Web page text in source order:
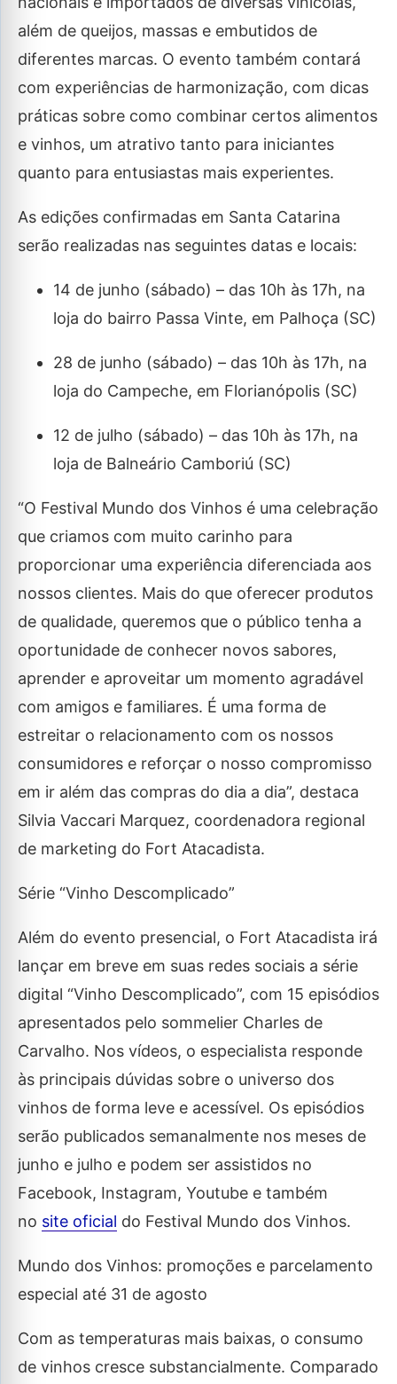
além de queijos, massas e embutidos de
diferentes marcas. O evento também contará
com experiências de harmonização, com dicas
práticas sobre como combinar certos alimentos
e vinhos, um atrativo tanto para iniciantes
quanto para entusiastas mais experientes.
As edições confirmadas em Santa Catarina
serão realizadas nas seguintes datas e locais:
14 de junho (sábado) – das 10h às 17h, na
loja do bairro Passa Vinte, em Palhoça (SC)
28 de junho (sábado) – das 10h às 17h, na
loja do Campeche, em Florianópolis (SC)
12 de julho (sábado) – das 10h às 17h, na
loja de Balneário Camboriú (SC)
“O Festival Mundo dos Vinhos é uma celebração
que criamos com muito carinho para
proporcionar uma experiência diferenciada aos
nossos clientes. Mais do que oferecer produtos
de qualidade, queremos que o público tenha a
oportunidade de conhecer novos sabores,
aprender e aproveitar um momento agradável
com amigos e familiares. É uma forma de
estreitar o relacionamento com os nossos
consumidores e reforçar o nosso compromisso
em ir além das compras do dia a dia”, destaca
Silvia Vaccari Marquez, coordenadora regional
de marketing do Fort Atacadista.
Série “Vinho Descomplicado”
Além do evento presencial, o Fort Atacadista irá
lançar em breve em suas redes sociais a série
digital “Vinho Descomplicado”, com 15 episódios
apresentados pelo sommelier Charles de
Carvalho. Nos vídeos, o especialista responde
às principais dúvidas sobre o universo dos
vinhos de forma leve e acessível. Os episódios
serão publicados semanalmente nos meses de
junho e julho e podem ser assistidos no
Facebook, Instagram, Youtube e também
no site oficial do Festival Mundo dos Vinhos.
Mundo dos Vinhos: promoções e parcelamento
especial até 31 de agosto
Com as temperaturas mais baixas, o consumo
de vinhos cresce substancialmente. Comparado